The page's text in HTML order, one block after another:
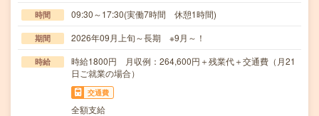
時間 09:30～17:30(実働7時間 休憩1時間)
期間 2026年09月上旬～長期 ※9月～！
時給
時給1800円 月収例：264,600円＋残業代＋交通費（月21
日ご就業の場合）
交通費
全額支給